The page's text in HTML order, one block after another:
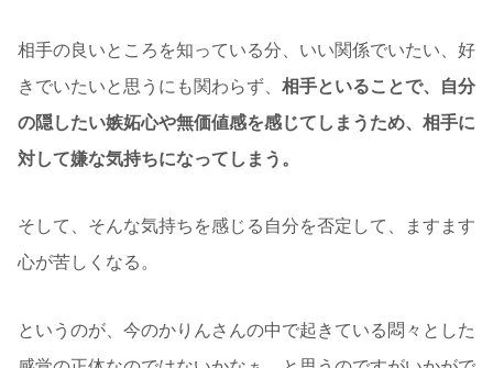
相手の良いところを知っている分、いい関係でいたい、好
きでいたいと思うにも関わらず、 相手といることで、自分
の隠したい嫉妬心や無価値感を感じてしまうため、相手に
対して嫌な気持ちになってしまう。
そして、そんな気持ちを感じる自分を否定して、ますます
心が苦しくなる。
というのが、今のかりんさんの中で起きている悶々とした